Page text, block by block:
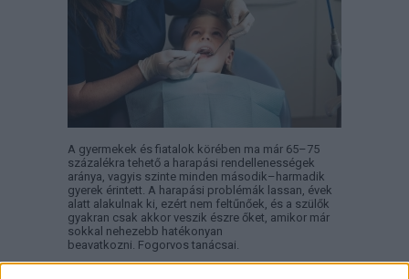
A gyermekek és fiatalok körében ma már 65–75
százalékra tehető a harapási rendellenességek
aránya, vagyis szinte minden második–harmadik
gyerek érintett. A harapási problémák lassan, évek
alatt alakulnak ki, ezért nem feltűnőek, és a szülők
gyakran csak akkor veszik észre őket, amikor már
sokkal nehezebb hatékonyan
beavatkozni. Fogorvos tanácsai.